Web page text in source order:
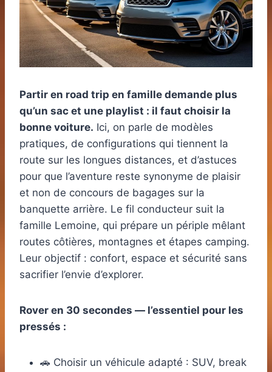
Partir en road trip en famille demande plus
qu’un sac et une playlist : il faut choisir la
bonne voiture. Ici, on parle de modèles
pratiques, de configurations qui tiennent la
route sur les longues distances, et d’astuces
pour que l’aventure reste synonyme de plaisir
et non de concours de bagages sur la
banquette arrière. Le fil conducteur suit la
famille Lemoine, qui prépare un périple mêlant
routes côtières, montagnes et étapes camping.
Leur objectif : confort, espace et sécurité sans
sacrifier l’envie d’explorer.
Rover en 30 secondes — l’essentiel pour les
pressés :
🚗 Choisir un véhicule adapté : SUV, break